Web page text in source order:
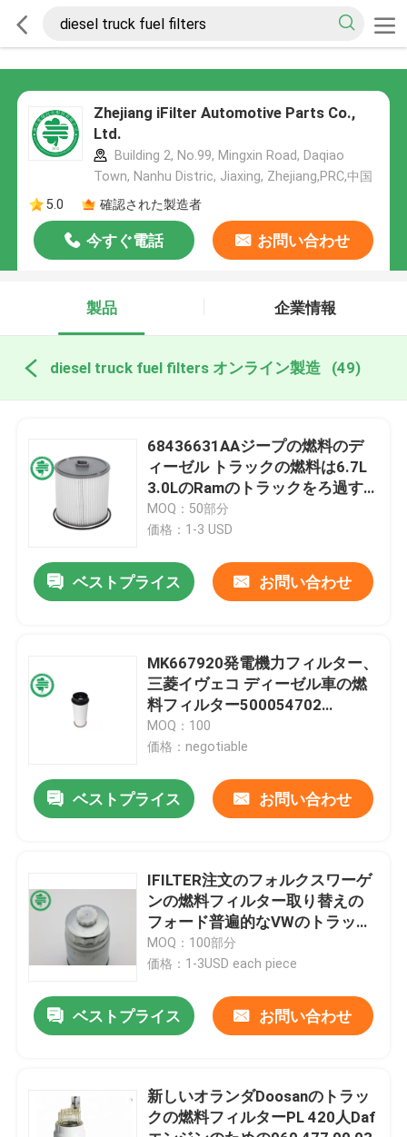
Zhejiang iFilter Automotive Parts Co.,
Ltd.
Building 2, No.99, Mingxin Road, Daqiao
Town, Nanhu Distric, Jiaxing, Zhejiang,PRC,中国
5.0
確認された製造者
今すぐ電話 お問い合わせ
製品 企業情報
diesel truck fuel filters オンライン製造 (49)
68436631AAジープの燃料のデ
ィーゼル トラックの燃料は6.7L
3.0LのRamのトラックをろ過す
る
MOQ：50部分
価格：1-3 USD
ベストプライス お問い合わせ
MK667920発電機力フィルター、
三菱イヴェコ ディーゼル車の燃
料フィルター500054702
5801354114
MOQ：100
価格：negotiable
ベストプライス お問い合わせ
IFILTER注文のフォルクスワーゲ
ンの燃料フィルター取り替えの
フォード普遍的なVWのトラック
の燃料フィルター
MOQ：100部分
価格：1-3USD each piece
ベストプライス お問い合わせ
新しいオランダDoosanのトラッ
クの燃料フィルターPL 420人Daf